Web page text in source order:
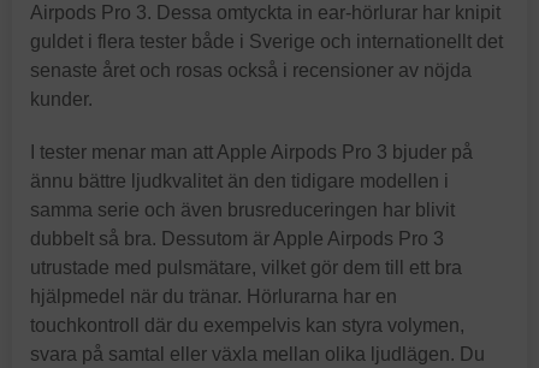
Airpods Pro 3. Dessa omtyckta in ear-hörlurar har knipit
guldet i flera tester både i Sverige och internationellt det
senaste året och rosas också i recensioner av nöjda
kunder.
I tester menar man att Apple Airpods Pro 3 bjuder på
ännu bättre ljudkvalitet än den tidigare modellen i
samma serie och även brusreduceringen har blivit
dubbelt så bra. Dessutom är Apple Airpods Pro 3
utrustade med pulsmätare, vilket gör dem till ett bra
hjälpmedel när du tränar. Hörlurarna har en
touchkontroll där du exempelvis kan styra volymen,
svara på samtal eller växla mellan olika ljudlägen. Du